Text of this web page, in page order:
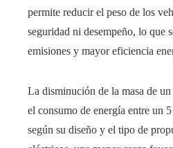
permite reducir el peso de los
seguridad ni desempeño, lo que
emisiones y mayor eficiencia
La disminución de la masa de
el consumo de energía entre un
según su diseño y el tipo de